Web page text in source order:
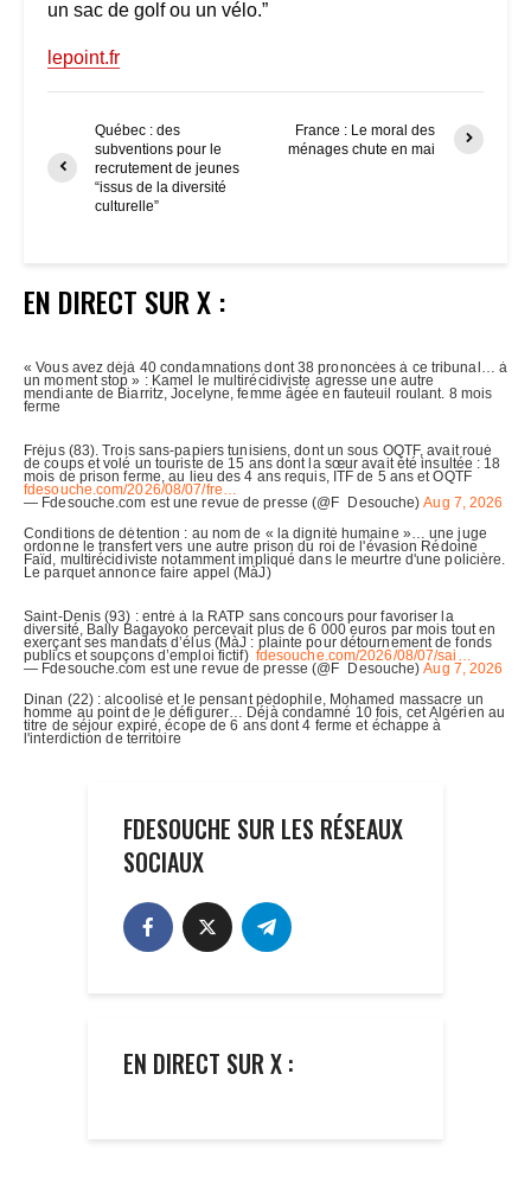
un sac de golf ou un vélo.”
lepoint.fr
Québec : des
subventions pour le
recrutement de jeunes
“issus de la diversité
culturelle”
France : Le moral des
ménages chute en mai
EN DIRECT SUR X :
FDESOUCHE SUR LES RÉSEAUX
SOCIAUX
EN DIRECT SUR X :